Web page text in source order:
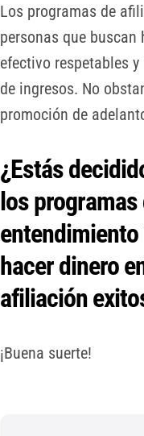
Los programas de
personas que
efectivo respetables
de ingresos. No
promoción de
¿Estás
los
entendimiento
hacer dinero
afiliación
¡Buena suerte!